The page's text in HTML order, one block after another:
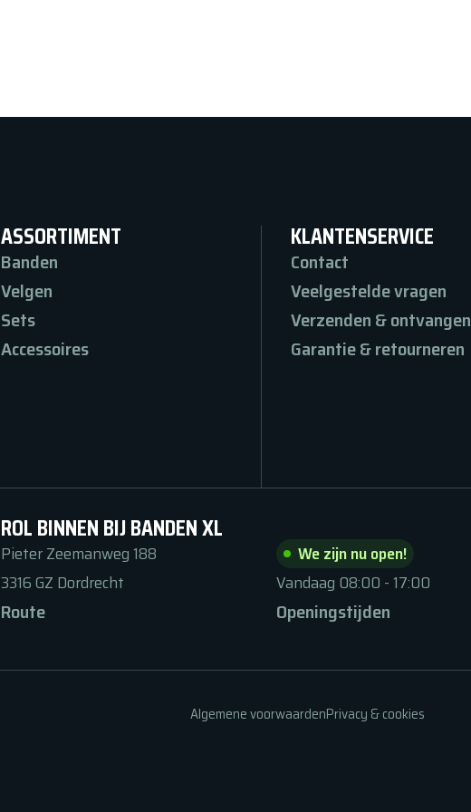
ASSORTIMENT
Banden
Velgen
Sets
Accessoires
KLANTENSERVICE
Contact
Veelgestelde vragen
Verzenden & ontvangen
Garantie & retourneren
ROL BINNEN BIJ BANDEN XL
Pieter Zeemanweg 188
3316 GZ Dordrecht
Route
We zijn nu open!
Vandaag 08:00 - 17:00
Openingstijden
Algemene voorwaardenPrivacy & cookies